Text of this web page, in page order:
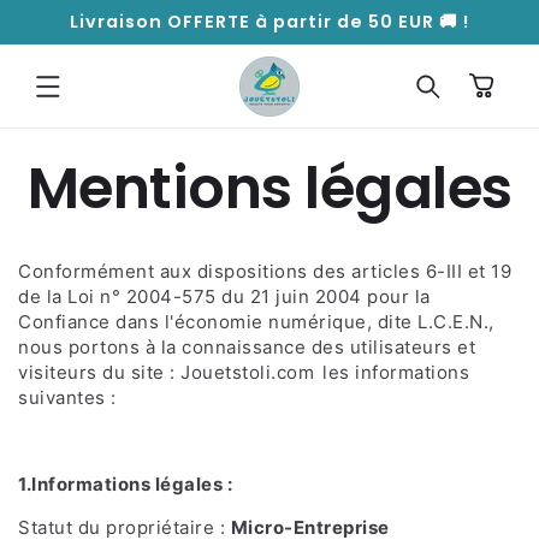
PASSER
AU
Livraison OFFERTE à partir de 50 EUR 🚚 !
Panier
Mentions légales
Conformément aux dispositions des articles 6-III et 19
de la Loi n° 2004-575 du 21 juin 2004 pour la
Confiance dans l'économie numérique, dite L.C.E.N.,
nous portons à la connaissance des utilisateurs et
visiteurs du site : Jouetstoli.com les informations
suivantes :
1.Informations légales :
Statut du propriétaire : Micro-Entreprise